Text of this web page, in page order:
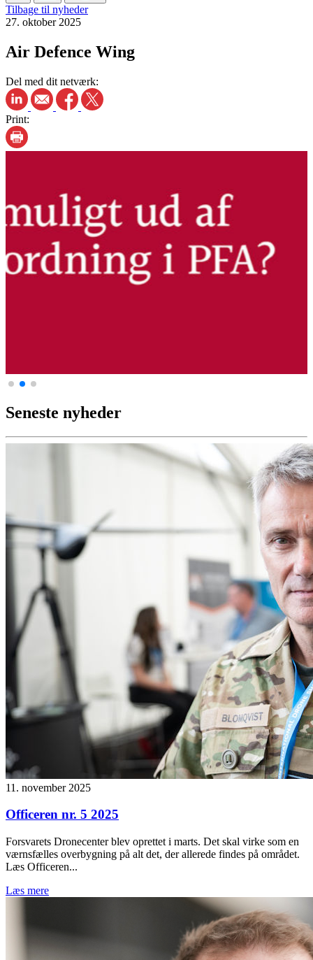
Søg MitHOD Menu
Tilbage til nyheder
27. oktober 2025
Air Defence Wing
Del med dit netværk:
Print:
Seneste nyheder
11. november 2025
Officeren nr. 5 2025
Forsvarets Dronecenter blev oprettet i marts. Det skal virke som en
værnsfælles overbygning på alt det, der allerede findes på området.
Læs Officeren...
Læs mere